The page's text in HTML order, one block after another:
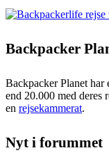
Backpacker
Backpacker Planet har
end 20.000 med deres
en rejsekammerat.
Nyt i forummet